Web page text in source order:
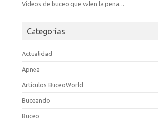
Videos de buceo que valen la pena…
Categorías
Actualidad
Apnea
Artículos BuceoWorld
Buceando
Buceo